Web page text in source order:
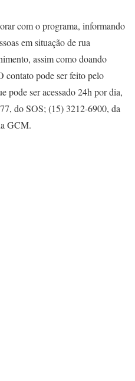
com o programa, informando
em situação de rua
assim como doando
contato pode ser feito pelo
pode ser acessado 24h por dia,
do SOS; (15) 3212-6900, da
GCM.